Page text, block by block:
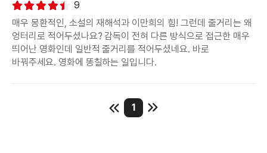
9
매우 몽환적인, 소설의 재해석과 이만희의 힘! 그런데 줄거리는 왜
엉터리로 적어두셨나요? 감독이 전혀 다른 방식으로 접근한 매우
띄어난 영화인데 일반적 줄거리를 적어두셨네요. 바로
바꿔주세요. 영화에 똥칠하는 일입니다.
1